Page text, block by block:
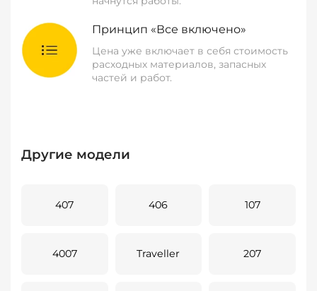
Принцип «Все включено»
Цена уже включает в себя стоимость
расходных материалов, запасных
частей и работ.
Другие модели
407 406 107
4007 Traveller 207